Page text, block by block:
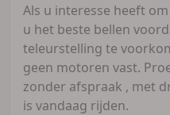
Als u interesse heeft
u het beste bellen
teleurstelling te
geen motoren vast.
zonder afspraak , met
is vandaag rijden.